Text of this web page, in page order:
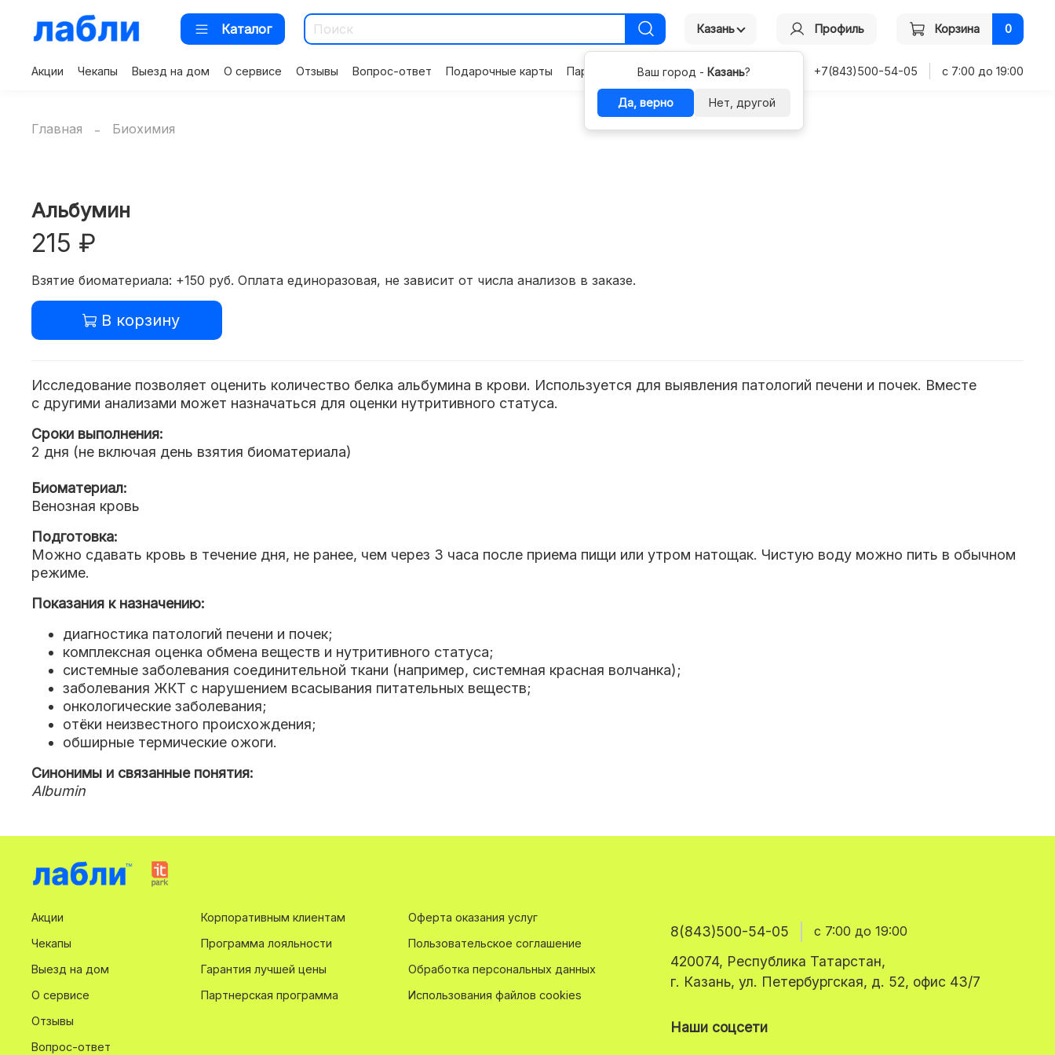
Каталог Казань
Ваш город - Казань?
Да, верно Нет, другой
Профиль Корзина 0
Акции Чекапы Выезд на дом О сервисе Отзывы Вопрос-ответ Подарочные карты Партнерам Контакты +7(843)500-54-05 с 7:00 до 19:00
Главная Биохимия
Альбумин
215 ₽
Взятие биоматериала: +150 руб. Оплата единоразовая, не зависит от числа анализов в заказе.
В корзину
Исследование позволяет оценить количество белка альбумина в крови. Используется для выявления патологий печени и почек. Вместе
с другими анализами может назначаться для оценки нутритивного статуса.
Сроки выполнения:
2 дня (не включая день взятия биоматериала)
Биоматериал:
Венозная кровь
Подготовка:
Можно сдавать кровь в течение дня, не ранее, чем через 3 часа после приема пищи или утром натощак. Чистую воду можно пить в обычном
режиме.
Показания к назначению:
диагностика патологий печени и почек;
комплексная оценка обмена веществ и нутритивного статуса;
системные заболевания соединительной ткани (например, системная красная волчанка);
заболевания ЖКТ с нарушением всасывания питательных веществ;
онкологические заболевания;
отёки неизвестного происхождения;
обширные термические ожоги.
Синонимы и связанные понятия:
Albumin
Акции
Чекапы
Выезд на дом
О сервисе
Отзывы
Вопрос-ответ
Корпоративным клиентам
Программа лояльности
Гарантия лучшей цены
Партнерская программа
Оферта оказания услуг
Пользовательское соглашение
Обработка персональных данных
Использования файлов cookies
8(843)500-54-05 с 7:00 до 19:00
420074, Республика Татарстан,
г. Казань, ул. Петербургская, д. 52, офис 43/7
Наши соцсети